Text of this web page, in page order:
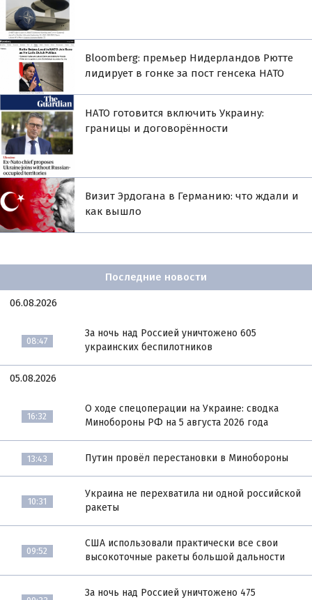
Bloomberg: премьер Нидерландов Рютте
лидирует в гонке за пост генсека НАТО
НАТО готовится включить Украину:
границы и договорённости
Визит Эрдогана в Германию: что ждали и
как вышло
Последние новости
06.08.2026
08:47
За ночь над Россией уничтожено 605
украинских беспилотников
05.08.2026
16:32
О ходе спецоперации на Украине: сводка
Минобороны РФ на 5 августа 2026 года
13:43 Путин провёл перестановки в Минобороны
10:31
Украина не перехватила ни одной российской
ракеты
09:52
США использовали практически все свои
высокоточные ракеты большой дальности
За ночь над Россией уничтожено 475